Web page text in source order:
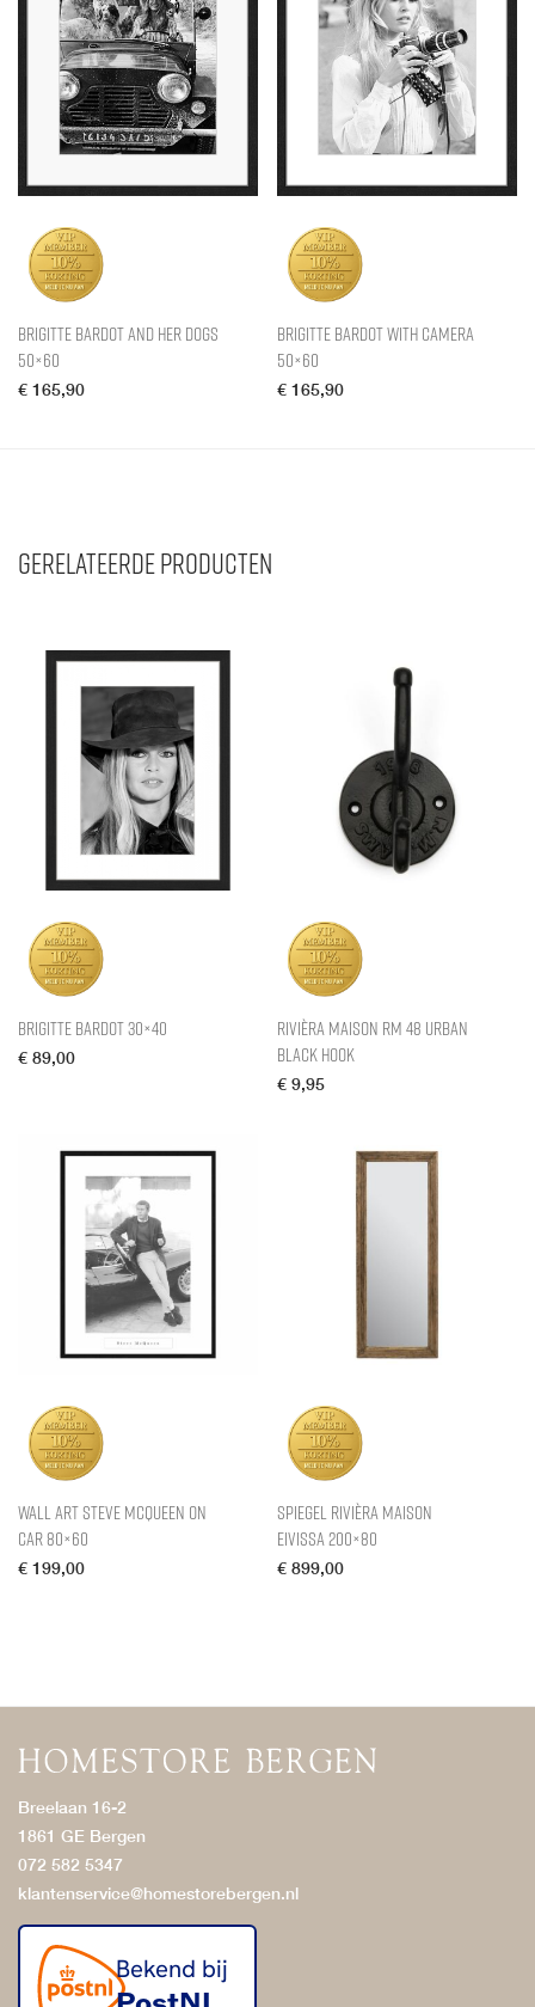
Brigitte Bardot and her Dogs
50×60
€ 165,90
Brigitte Bardot with Camera
50×60
€ 165,90
Gerelateerde producten
Brigitte Bardot 30×40
€ 89,00
Rivièra Maison RM 48 Urban
Black Hook
€ 9,95
Wall Art Steve McQueen on
Car 80×60
€ 199,00
Spiegel Rivièra Maison
Eivissa 200×80
€ 899,00
Breelaan 16-2
1861 GE Bergen
072 582 5347
klantenservice@homestorebergen.nl